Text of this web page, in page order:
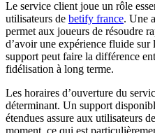
Le service client joue un rôle
utilisateurs de betify france. Une
permet aux joueurs de résoudre
d’avoir une expérience fluide
support peut faire la différence
fidélisation à long terme.
Les horaires d’ouverture du
déterminant. Un support
étendues assure aux utilisateurs
moment, ce qui est